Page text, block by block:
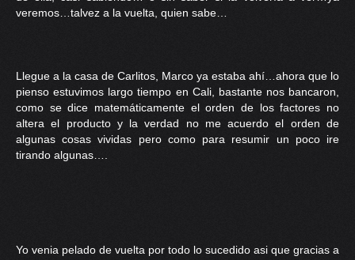
veremos…talvez a la vuelta, quien sabe…
Llegue a la casa de Carlitos, Marco ya estaba ahí…ahora que lo
pienso estuvimos largo tiempo en Cali, bastante nos bancaron,
como se dice matemáticamente el orden de los factores no
altera el producto y la verdad no me acuerdo el orden de
algunas cosas vividas pero como para resumir un poco ire
tirando algunas….
Yo venia pelado de vuelta por todo lo sucedido asi que gracias a